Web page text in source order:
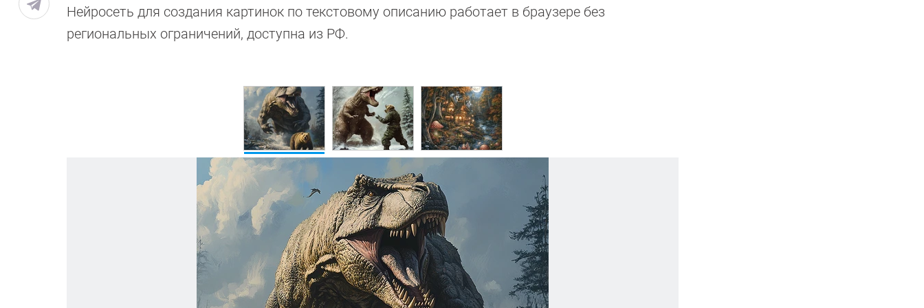
Нейросеть для создания картинок по текстовому описанию работает в браузере без
региональных ограничений, доступна из РФ.